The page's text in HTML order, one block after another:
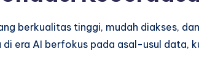
berkualitas tinggi, mudah diakses,
era AI berfokus pada asal-usul data,